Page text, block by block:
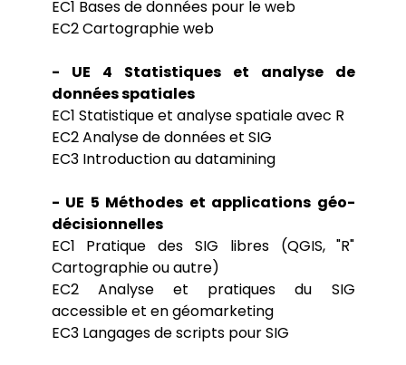
EC1 Bases de données pour le web
EC2 Cartographie web
- UE 4 Statistiques et analyse de
données spatiales
EC1 Statistique et analyse spatiale avec R
EC2 Analyse de données et SIG
EC3 Introduction au datamining
- UE 5 Méthodes et applications géo-
décisionnelles
EC1 Pratique des SIG libres (QGIS, "R"
Cartographie ou autre)
EC2 Analyse et pratiques du SIG
accessible et en géomarketing
EC3 Langages de scripts pour SIG